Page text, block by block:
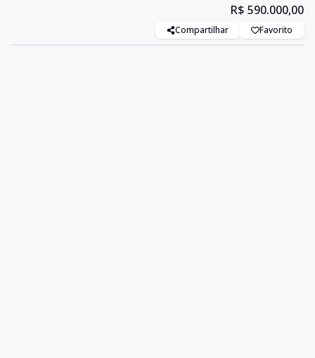
R$ 590.000,00
Compartilhar Favorito